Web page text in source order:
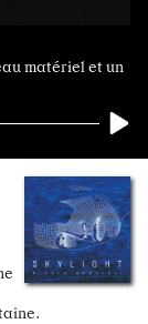
matériel et un